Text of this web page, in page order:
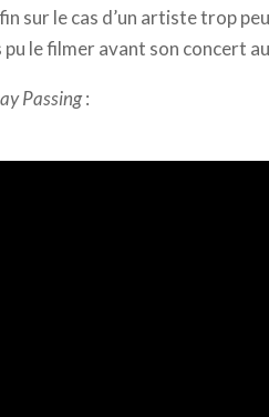
sur le cas d’un artiste trop
pu le filmer avant son concert au
Passing: